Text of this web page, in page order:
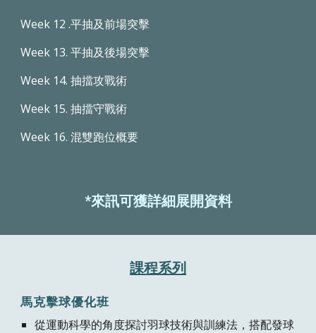
Week 12 .平抽及前場突擊
Week 13. 平抽及後場突擊
Week 14. 抽擋攻戰術
Week 15. 抽擋守戰術
Week 16. 混雙跑位概要
*來訊可獲詳細展開資料
課程系列
馬克擊球優化班
從運動科學的角度探討羽球技術與訓練法，搭配發球